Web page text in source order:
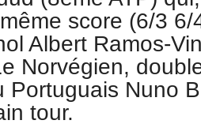
score (6/3
Albert Ramos-
Norvégien,
Portuguais Nuno
tour.